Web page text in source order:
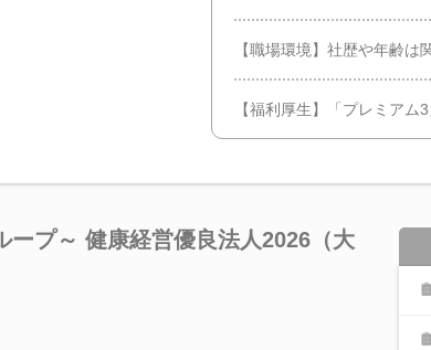
【職場環境】社歴や年齢
【福利厚生】「プレミアム
ープ～ 健康経営優良法人2026（大